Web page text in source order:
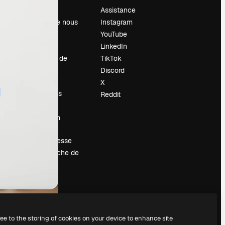
À propos de nous
Tendances de
Événements
Vendre mon
Salle de presse
À la recherche de
Assistance
Instagram
YouTube
LinkedIn
TikTok
Discord
X
Reddit
to the storing of cookies on your device to enhance site